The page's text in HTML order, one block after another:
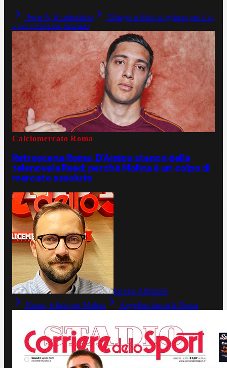
Serie A, il calendario
Chiagni e fotti: si agitano per il ct
e poi comprano stranieri
Calciomercato Roma
Retroscena Roma, D'Amico stanco della
telenovela Read: perché Molina è un colpo di
mercato assoluto
Jacopo Aliprandi
Roma, è fatta per Molina
Angelino lascia la Roma